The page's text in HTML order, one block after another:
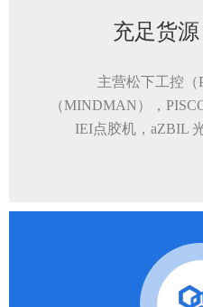
充足货
主营松下工控（
（MINDMAN），
IEI点胶机，aZBIL